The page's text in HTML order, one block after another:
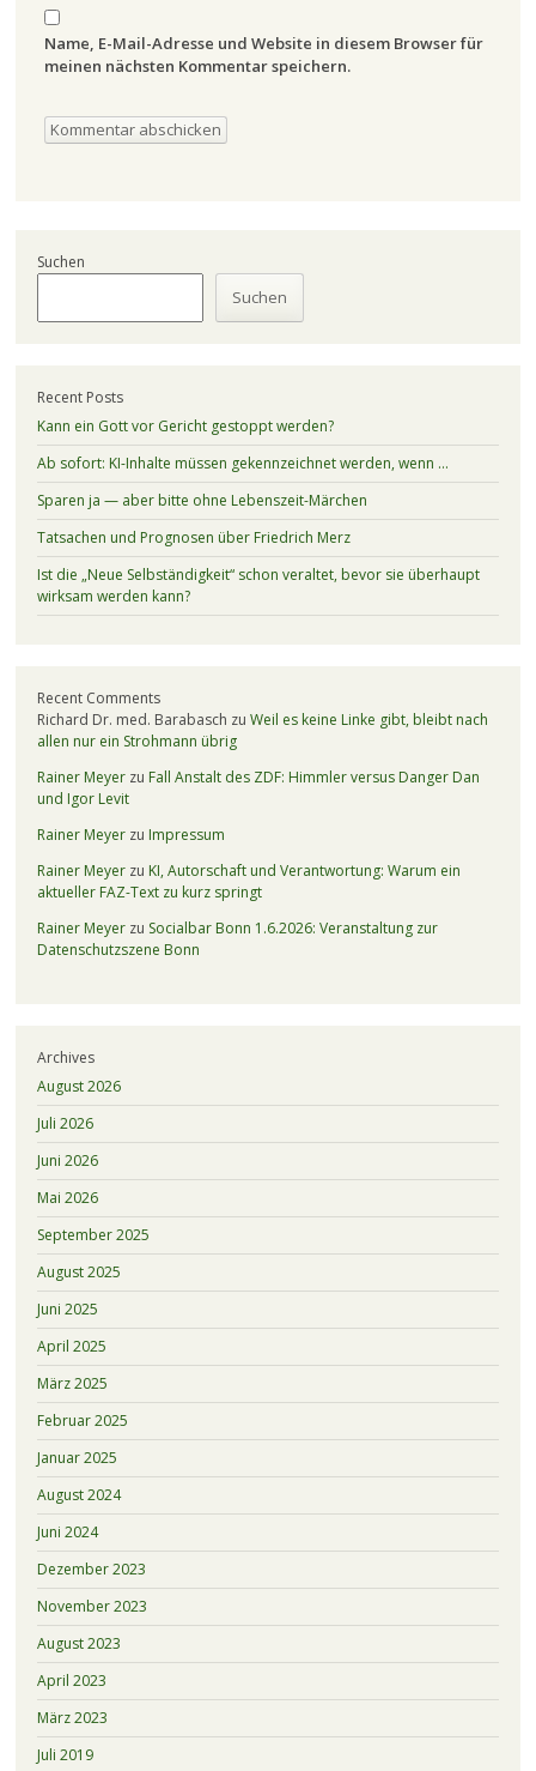
Name, E-Mail-Adresse und Website in diesem Browser für
meinen nächsten Kommentar speichern.
Suchen
Suchen
Recent Posts
Kann ein Gott vor Gericht gestoppt werden?
Ab sofort: KI-Inhalte müssen gekennzeichnet werden, wenn …
Sparen ja — aber bitte ohne Lebenszeit-Märchen
Tatsachen und Prognosen über Friedrich Merz
Ist die „Neue Selbständigkeit“ schon veraltet, bevor sie überhaupt
wirksam werden kann?
Recent Comments
Richard Dr. med. Barabasch zu Weil es keine Linke gibt, bleibt nach
allen nur ein Strohmann übrig
Rainer Meyerzu Fall Anstalt des ZDF: Himmler versus Danger Dan
und Igor Levit
Rainer Meyerzu Impressum
Rainer Meyerzu KI, Autorschaft und Verantwortung: Warum ein
aktueller FAZ-Text zu kurz springt
Rainer Meyerzu Socialbar Bonn 1.6.2026: Veranstaltung zur
Datenschutzszene Bonn
Archives
August 2026
Juli 2026
Juni 2026
Mai 2026
September 2025
August 2025
Juni 2025
April 2025
März 2025
Februar 2025
Januar 2025
August 2024
Juni 2024
Dezember 2023
November 2023
August 2023
April 2023
März 2023
Juli 2019